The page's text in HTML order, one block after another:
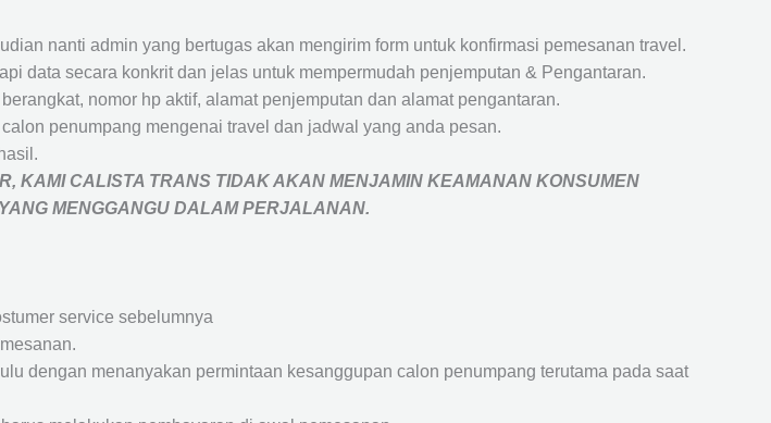
nanti admin yang bertugas akan mengirim form untuk konfirmasi pemesanan travel.
data secara konkrit dan jelas untuk mempermudah penjemputan & Pengantaran.
nomor hp aktif, alamat penjemputan dan alamat pengantaran.
penumpang mengenai travel dan jadwal yang anda pesan.
KAMI CALISTA TRANS TIDAK AKAN MENJAMIN KEAMANAN KONSUMEN
MENGGANGU DALAM PERJALANAN.
service sebelumnya
dengan menanyakan permintaan kesanggupan calon penumpang terutama pada saat